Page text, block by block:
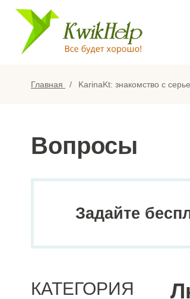
Главная KarinaKt: знакомство с
Вопросы
Задайте
КАТЕГОРИЯ